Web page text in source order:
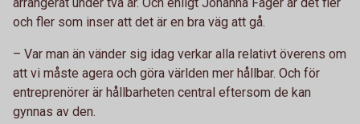
och fler som inser att det är en bra väg att gå.
– Var man än vänder sig idag verkar alla relativt överens om
att vi måste agera och göra världen mer hållbar. Och för
entreprenörer är hållbarheten central eftersom de kan
gynnas av den.